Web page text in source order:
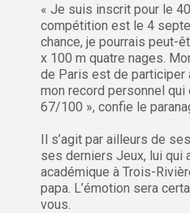
« Je suis inscrit pour le
compétition est le 4
chance, je pourrais peut-
x 100 m quatre nages.
de Paris est de participer
mon record personnel
67/100 », confie le
Il s’agit par ailleurs de
ses derniers Jeux, lui qui
académique à Trois-
papa. L’émotion sera
vous.